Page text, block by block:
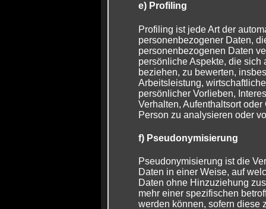
e) Profiling
Profiling ist jede Art der
personenbezogener Daten,
personenbezogenen Daten
persönliche Aspekte, die sich
beziehen, zu bewerten,
Arbeitsleistung,
persönlicher Vorlieben,
Verhalten, Aufenthaltsort
Person zu analysieren oder
f) Pseudonymisierung
Pseudonymisierung ist die
Daten in einer Weise, auf
Daten ohne Hinzuziehung
mehr einer spezifischen
werden können, sofern diese